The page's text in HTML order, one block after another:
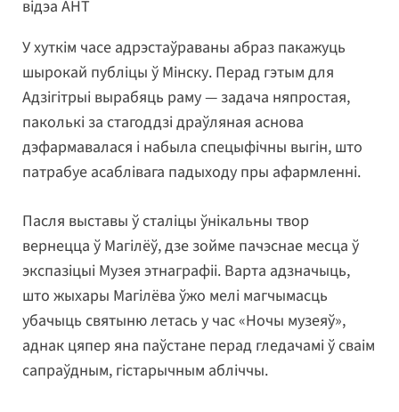
відэа АНТ
У хуткім часе адрэстаўраваны абраз пакажуць
шырокай публіцы ў Мінску. Перад гэтым для
Адзігітрыі вырабяць раму — задача няпростая,
паколькі за стагоддзі драўляная аснова
дэфармавалася і набыла спецыфічны выгін, што
патрабуе асаблівага падыходу пры афармленні.
Пасля выставы ў сталіцы ўнікальны твор
вернецца ў Магілёў, дзе зойме пачэснае месца ў
экспазіцыі Музея этнаграфіі. Варта адзначыць,
што жыхары Магілёва ўжо мелі магчымасць
убачыць святыню летась у час «Ночы музеяў»,
аднак цяпер яна паўстане перад гледачамі ў сваім
сапраўдным, гістарычным абліччы.